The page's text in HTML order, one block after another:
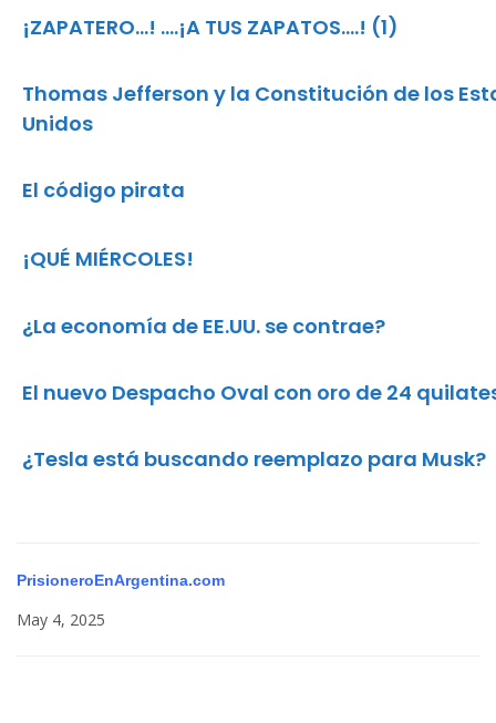
¡ZAPATERO…! ….¡A TUS ZAPATOS….! (1)
Thomas Jefferson y la Constitución de los
Unidos
El código pirata
¡QUÉ MIÉRCOLES!
¿La economía de EE.UU. se contrae?
El nuevo Despacho Oval con oro de 24
¿Tesla está buscando reemplazo para Musk?
PrisioneroEnArgentina.com
May 4, 2025